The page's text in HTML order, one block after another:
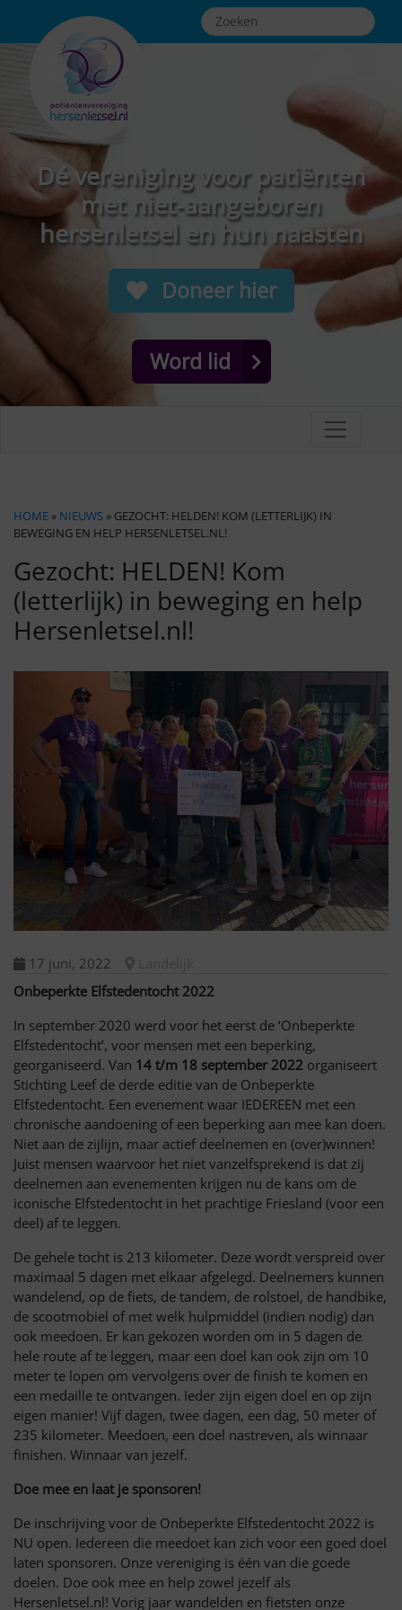
Dé vereniging voor patiënten
met niet-aangeboren
hersenletsel en hun naasten
Doneer hier
Word lid
HOME » NIEUWS » GEZOCHT: HELDEN! KOM (LETTERLIJK) IN
BEWEGING EN HELP HERSENLETSEL.NL!
Gezocht: HELDEN! Kom
(letterlijk) in beweging en help
Hersenletsel.nl!
17 juni, 2022
Onbeperkte Elfstedentocht 2022
In september 2020 werd voor het eerst de ‘Onbeperkte
Elfstedentocht’, voor mensen met een beperking,
georganiseerd. Van 14 t/m 18 september 2022 organiseert
Stichting Leef de derde editie van de Onbeperkte
Elfstedentocht. Een evenement waar IEDEREEN met een
chronische aandoening of een beperking aan mee kan doen.
Niet aan de zijlijn, maar actief deelnemen en (over)winnen!
Juist mensen waarvoor het niet vanzelfsprekend is dat zij
deelnemen aan evenementen krijgen nu de kans om de
iconische Elfstedentocht in het prachtige Friesland (voor een
deel) af te leggen.
De gehele tocht is 213 kilometer. Deze wordt verspreid over
maximaal 5 dagen met elkaar afgelegd. Deelnemers kunnen
wandelend, op de fiets, de tandem, de rolstoel, de handbike,
de scootmobiel of met welk hulpmiddel (indien nodig) dan
ook meedoen. Er kan gekozen worden om in 5 dagen de
hele route af te leggen, maar een doel kan ook zijn om 10
meter te lopen om vervolgens over de finish te komen en
een medaille te ontvangen. Ieder zijn eigen doel en op zijn
eigen manier! Vijf dagen, twee dagen, een dag, 50 meter of
235 kilometer. Meedoen, een doel nastreven, als winnaar
finishen. Winnaar van jezelf.
Doe mee en laat je sponsoren!
De inschrijving voor de Onbeperkte Elfstedentocht 2022 is
NU open. Iedereen die meedoet kan zich voor een goed doel
laten sponsoren. Onze vereniging is één van die goede
doelen. Doe ook mee en help zowel jezelf als
Hersenletsel.nl! Vorig jaar wandelden en fietsten onze